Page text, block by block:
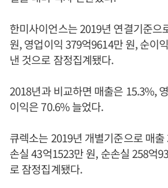
한미사이언스는 2019년 연결기준으
원, 영업이익 379억9614만 원, 순이
낸 것으로 잠정집계됐다.
2018년과 비교하면 매출은 15.3%,
이익은 70.6% 늘었다.
큐렉소는 2019년 개별기준으로 매
손실 43억1523만 원, 순손실 258억
로 잠정집계됐다.